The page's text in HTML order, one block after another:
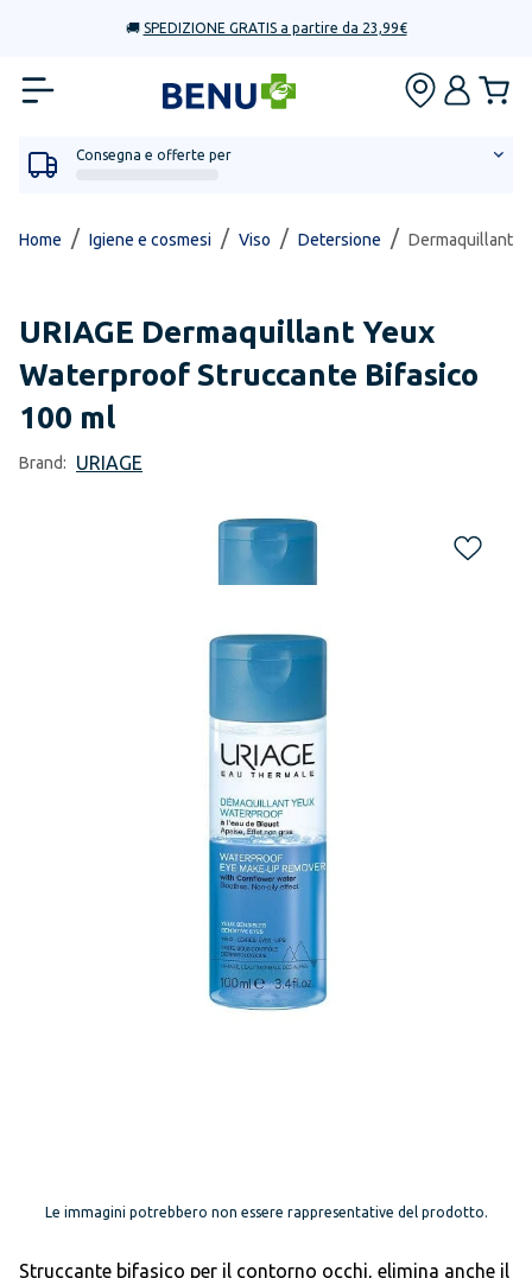
🚚 SPEDIZIONE GRATIS a partire da 23,99€
Consegna e offerte per
Home / Igiene e cosmesi / Viso / Detersione / Dermaquillant
URIAGE Dermaquillant Yeux
Waterproof Struccante Bifasico
100 ml
Brand: URIAGE
Le immagini potrebbero non essere rappresentative del prodotto.
Struccante bifasico per il contorno occhi, elimina anche il